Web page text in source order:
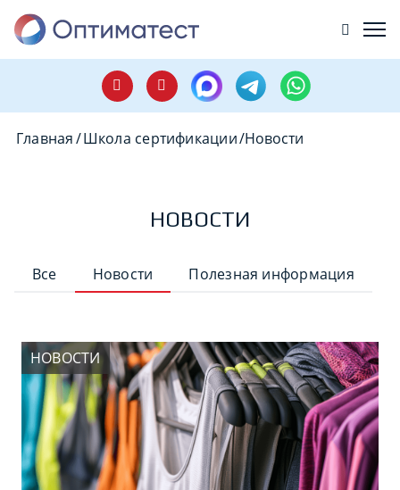
Главная/Школа сертификации/Новости
НОВОСТИ
Все Новости Полезная информация
НОВОСТИ